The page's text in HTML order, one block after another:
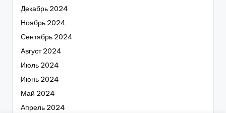
Декабрь 2024
Ноябрь 2024
Сентябрь 2024
Август 2024
Июль 2024
Июнь 2024
Май 2024
Апрель 2024